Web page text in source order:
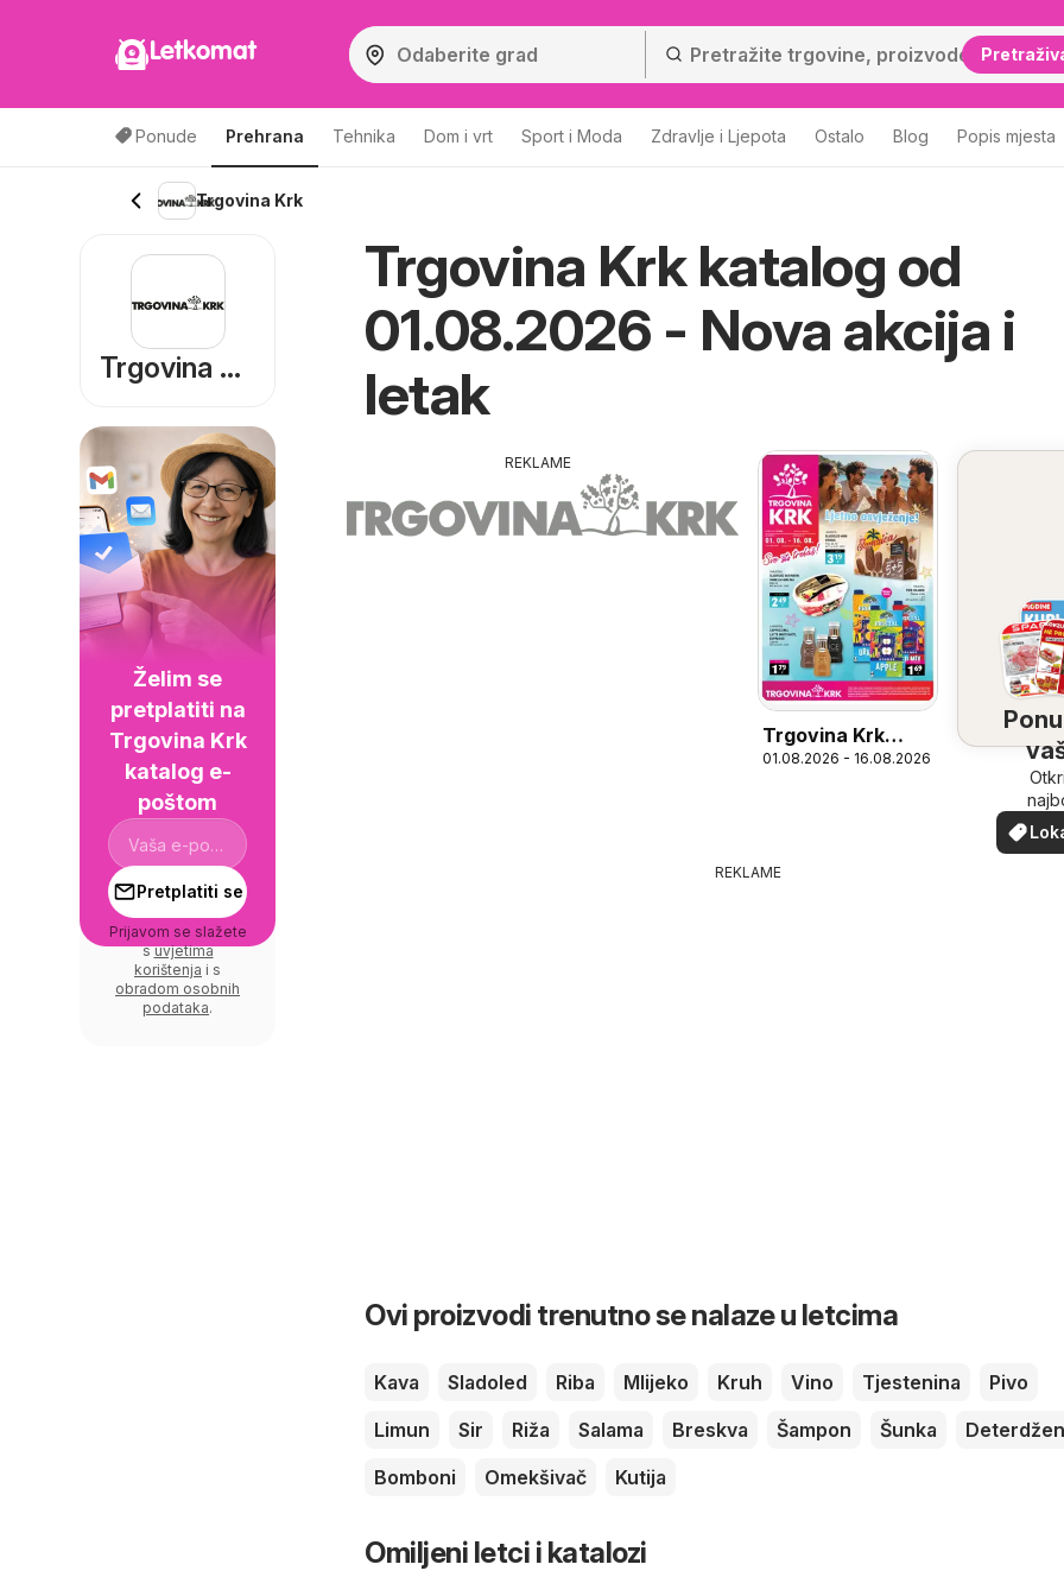
Letkomat
Ponude Prehrana Tehnika Dom i vrt Sport i Moda Zdravlje i Ljepota Ostalo Blog Popis mjesta
Trgovina Krk
Trgovina Krk katalog od
01.08.2026 - Nova akcija i
letak
REKLAME
Trgovina Krk
Katalog
01.08.2026 - 16.08.2026
vašoj
REKLAME
Ovi proizvodi trenutno se nalaze u letcima
Kava Sladoled Riba Mlijeko Kruh Vino Tjestenina
Pivo
Limun
Sir Riža Salama Breskva Šampon Šunka
Bomboni
Omekšivač Kutija
Omiljeni letci i katalozi
Trgovina Krk
Želim se
pretplatiti na
Trgovina Krk
katalog e-
poštom
Pretplatiti se
Prijavom se slažete
suvjetima
korištenja i s
obradom osobnih
podataka.